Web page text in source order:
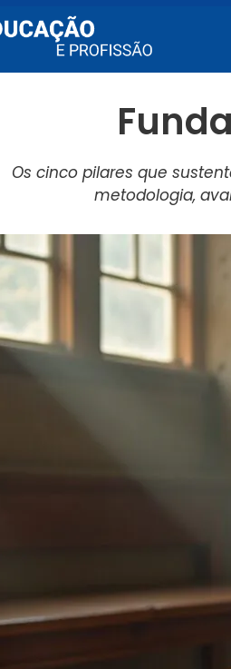
Os cinco pilares que
metodologia,